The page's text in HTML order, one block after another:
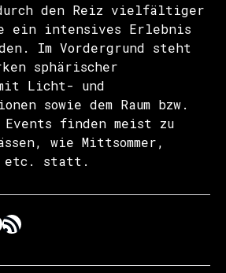
den Reiz vielfältiger
ein intensives Erlebnis
Im Vordergrund steht
sphärischer
Licht- und
sowie dem Raum bzw.
finden meist zu
wie Mittsommer,
etc. statt.